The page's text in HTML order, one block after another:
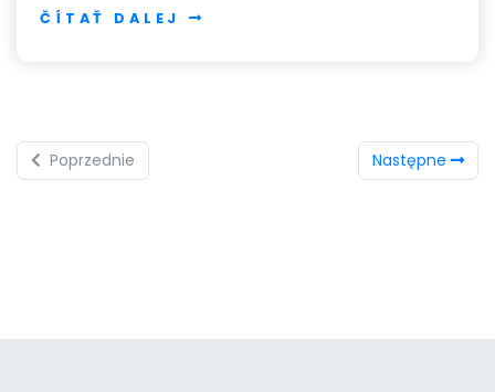
ČÍTAŤ DALEJ
Poprzednie Następne